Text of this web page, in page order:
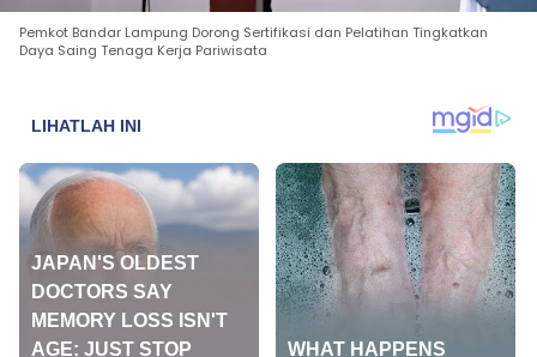
Pemkot Bandar Lampung Dorong Sertifikasi dan Pelatihan Tingkatkan
Daya Saing Tenaga Kerja Pariwisata